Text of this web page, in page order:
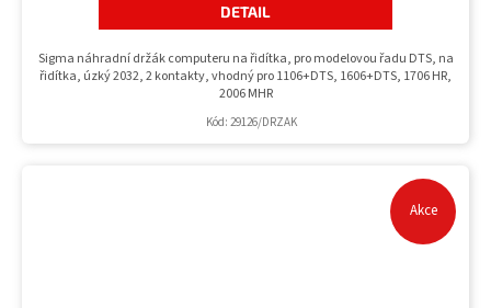
DETAIL
Sigma náhradní držák computeru na řidítka, pro modelovou řadu DTS, na
řidítka, úzký 2032, 2 kontakty, vhodný pro 1106+DTS, 1606+DTS, 1706 HR,
2006 MHR
Kód: 29126/DRZAK
Akce